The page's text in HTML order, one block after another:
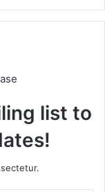
list to